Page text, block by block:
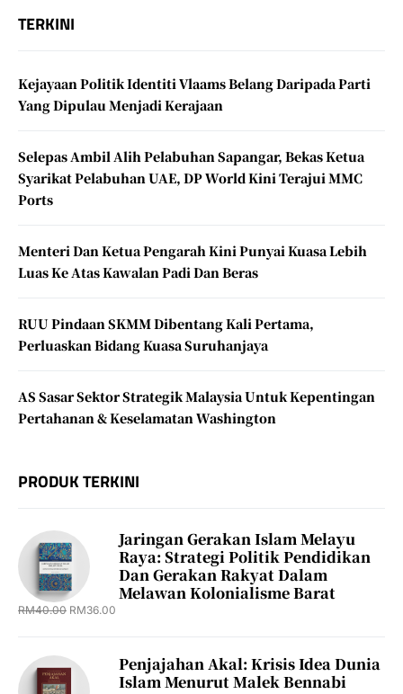
TERKINI
Kejayaan Politik Identiti Vlaams Belang Daripada Parti
Yang Dipulau Menjadi Kerajaan
Selepas Ambil Alih Pelabuhan Sapangar, Bekas Ketua
Syarikat Pelabuhan UAE, DP World Kini Terajui MMC
Ports
Menteri Dan Ketua Pengarah Kini Punyai Kuasa Lebih
Luas Ke Atas Kawalan Padi Dan Beras
RUU Pindaan SKMM Dibentang Kali Pertama,
Perluaskan Bidang Kuasa Suruhanjaya
AS Sasar Sektor Strategik Malaysia Untuk Kepentingan
Pertahanan & Keselamatan Washington
PRODUK TERKINI
Jaringan Gerakan Islam Melayu
Raya: Strategi Politik Pendidikan
Dan Gerakan Rakyat Dalam
Melawan Kolonialisme Barat
RM40.00 RM36.00
Penjajahan Akal: Krisis Idea Dunia
Islam Menurut Malek Bennabi